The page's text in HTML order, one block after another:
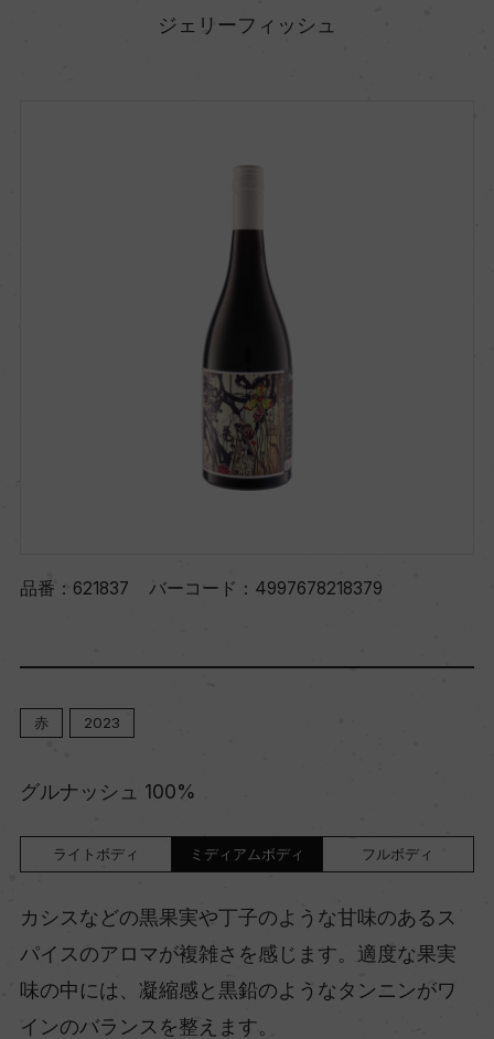
ジェリーフィッシュ
品番： 621837 バーコード： 4997678218379
赤 2023
グルナッシュ 100%
ライトボディ ミディアムボディ フルボディ
カシスなどの黒果実や丁子のような甘味のあるス
パイスのアロマが複雑さを感じます。適度な果実
味の中には、凝縮感と黒鉛のようなタンニンがワ
インのバランスを整えます。